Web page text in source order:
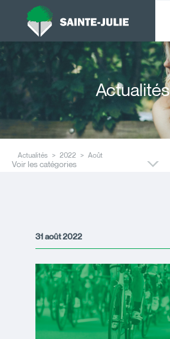
Actualités
Actualités 2022 Août
Voir les catégories
31 août 2022